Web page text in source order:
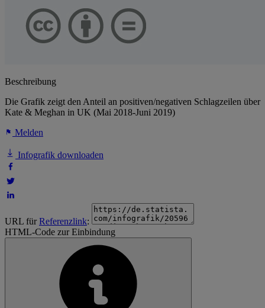
Beschreibung
Die Grafik zeigt den Anteil an positiven/negativen Schlagzeilen über
Kate & Meghan in UK (Mai 2018-Juni 2019)
Melden
Infografik downloaden
URL fürReferenzlink:
HTML-Code zur Einbindung